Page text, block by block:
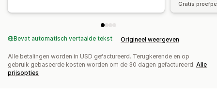
Gratis
Bevat automatisch vertaalde tekst Origineel weergeven
Alle betalingen worden in USD gefactureerd. Terugkerende en op
gebruik gebaseerde kosten worden om de 30 dagen gefactureerd. Alle
prijsopties